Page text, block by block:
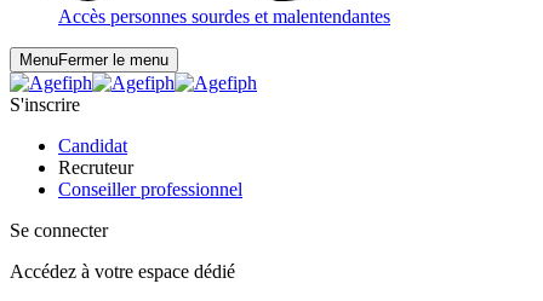
Accès personnes sourdes et malentendantes
MenuFermer le menu
S'inscrire
Candidat
Recruteur
Conseiller professionnel
Se connecter
Accédez à votre espace dédié